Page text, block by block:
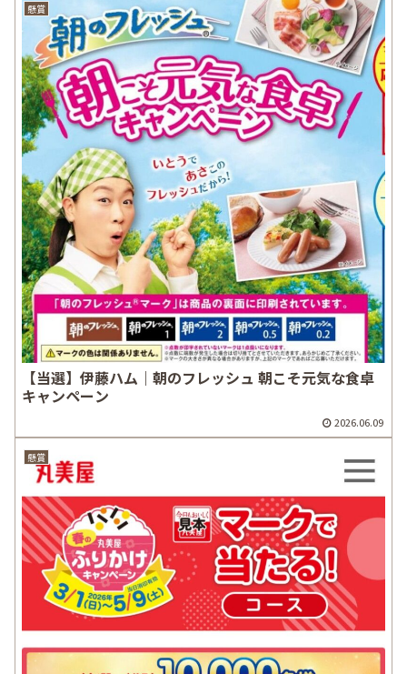
懸賞
【当選】伊藤ハム｜朝のフレッシュ 朝こそ元気な食卓
キャンペーン
2026.06.09
懸賞